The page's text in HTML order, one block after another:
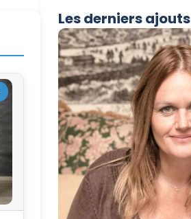
Les derniers ajouts